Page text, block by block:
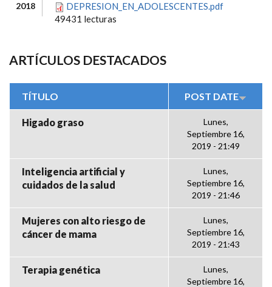
2018
DEPRESION_EN_ADOLESCENTES.pdf
49431 lecturas
ARTÍCULOS DESTACADOS
TÍTULO POST DATE
Higado graso
Lunes,
Septiembre 16,
2019 - 21:49
Inteligencia artificial y
cuidados de la salud
Lunes,
Septiembre 16,
2019 - 21:46
Mujeres con alto riesgo de
cáncer de mama
Lunes,
Septiembre 16,
2019 - 21:43
Terapia genética
Lunes,
Septiembre 16,